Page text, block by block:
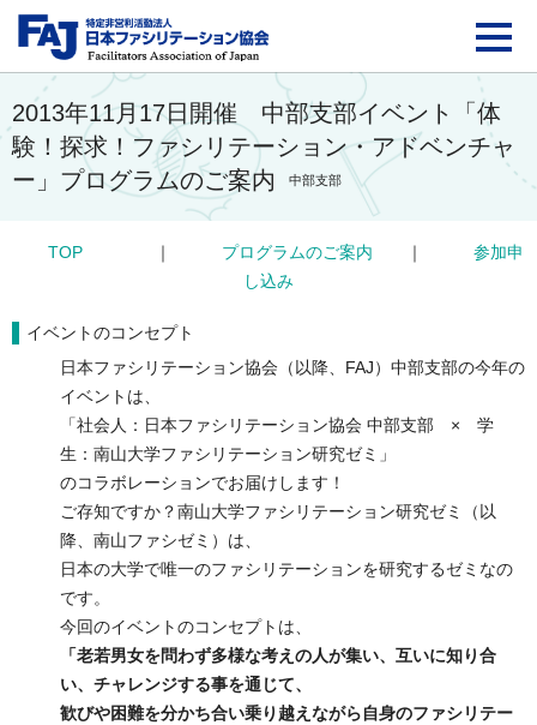
FAJ：特定非営利活動
2013年11月17日開催 中部支部イベント「体
験！探求！ファシリテーション・アドベンチャ
ー」プログラムのご案内
中部支部
TOP｜ プログラムのご案内
参加申
し込み
イベントのコンセプト
日本ファシリテーション協会（以降、FAJ）中部支部の今年の
イベントは、
「社会人：日本ファシリテーション協会 中部支部 × 学
生：南山大学ファシリテーション研究ゼミ」
のコラボレーションでお届けします！
ご存知ですか？南山大学ファシリテーション研究ゼミ（以
降、南山ファシゼミ）は、
日本の大学で唯一のファシリテーションを研究するゼミなの
です。
今回のイベントのコンセプトは、
「老若男女を問わず多様な考えの人が集い、互いに知り合
い、チャレンジする事を通じて、
歓びや困難を分かち合い乗り越えながら自身のファシリテー